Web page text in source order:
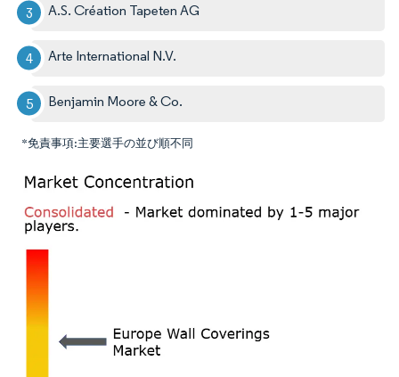
A.S. Création Tapeten AG
Arte International N.V.
Benjamin Moore & Co.
*免責事項:主要選手の並び順不同